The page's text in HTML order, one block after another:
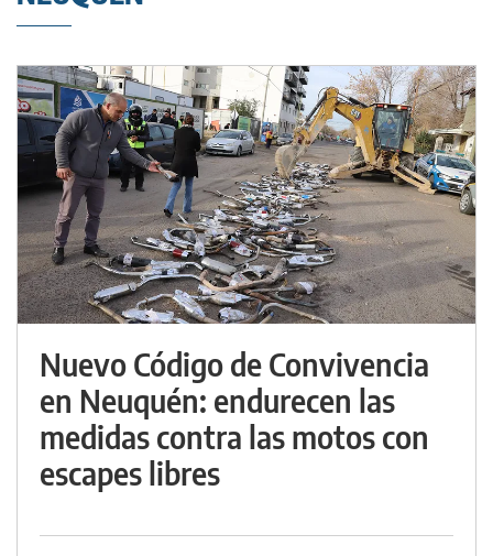
Nuevo Código de Convivencia
en Neuquén: endurecen las
medidas contra las motos con
escapes libres